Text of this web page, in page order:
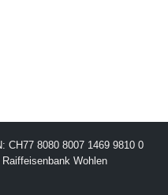
CH77 8080 8007 1469 9810 0
Wohlen